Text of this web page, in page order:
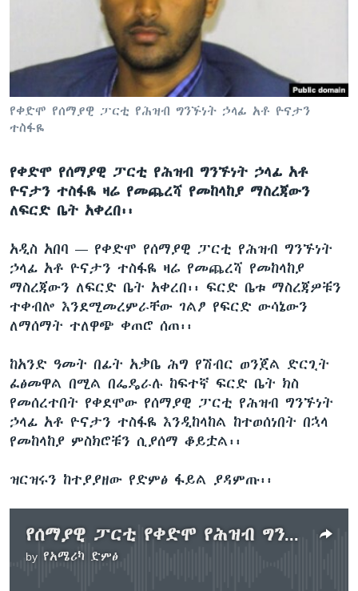
ቋንቋዎች
የቀድሞ የሰማያዊ ፓርቲ የሕዝብ ግንኙነት ኃላፊ አቶ ዮናታን
ተስፋዬ
የቀድሞ የሰማያዊ ፓርቲ የሕዝብ ግንኙነት ኃላፊ አቶ
ዮናታን ተስፋዬ ዛሬ የመጨረሻ የመከላከያ ማስረጃውን
ለፍርድ ቤት አቀረበ፡፡
አዲስ አበባ — የቀድሞ የሰማያዊ ፓርቲ የሕዝብ ግንኙነት
ኃላፊ አቶ ዮናታን ተስፋዬ ዛሬ የመጨረሻ የመከላከያ
ማስረጃውን ለፍርድ ቤት አቀረበ፡፡ ፍርድ ቤቱ ማስረጃዎቹን
ተቀብሎ እንደሚመረምራቸው ገልፆ የፍርድ ውሳኔውን
ለማሰማት ተለዋጭ ቀጠሮ ሰጠ፡፡
ከአንድ ዓመት በፊት አቃቤ ሕግ የሽብር ወንጀል ድርጊት
ፈፅመዋል በሚል በፌዴራሉ ከፍተኛ ፍርድ ቤት ክስ
የመሰረተበት የቀደሞው የሰማያዊ ፓርቲ የሕዝብ ግንኙነት
ኃላፊ አቶ ዮናታን ተስፋዬ እንዲከላከል ከተወሰነበት በኋላ
የመከላከያ ምስክሮቹን ሲያሰማ ቆይቷል፡፡
ዝርዝሩን ከተያያዘው የድምፅ ፋይል ያዳምጡ፡፡
የሰማያዊ ፓርቲ የቀድሞ የሕዝብ ግንኙነት ኃላፊ የመጨረሻ የመከላከያ ማስረጃውን ለፍርድ ቤት አቀረበ
by የአሜሪካ ድምፅ
No media source currently available